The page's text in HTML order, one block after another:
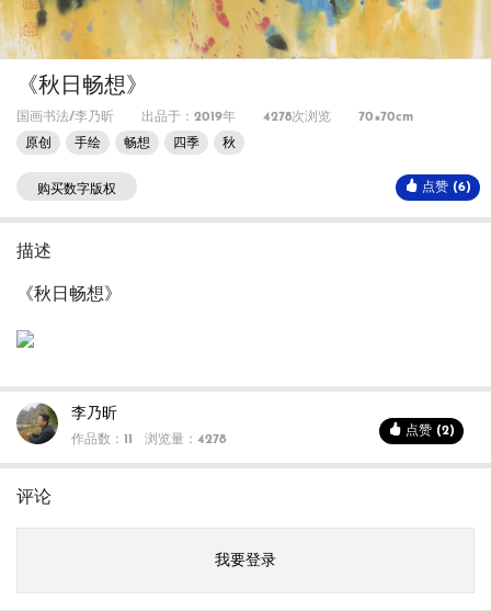
《秋日畅想》
国画书法/李乃昕 出品于：2019年 4278次浏览
70×70cm
原创
手绘 畅想 四季 秋
购买数字版权 点赞 (6)
描述
《秋日畅想》
李乃昕
作品数：11 浏览量：4278
点赞 (2)
评论
我要登录